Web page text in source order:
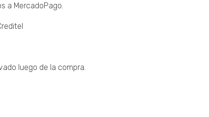
a MercadoPago.
luego de la compra.